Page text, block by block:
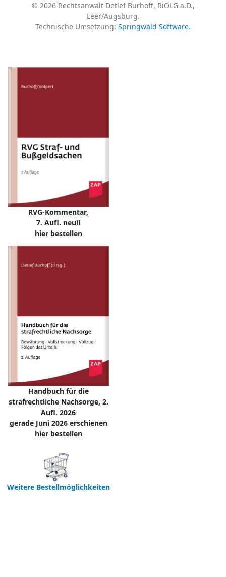
© 2026 Rechtsanwalt Detlef Burhoff, RiOLG a.D.,
Leer/Augsburg.
Technische Umsetzung: Springwald Software.
RVG-Kommentar,
7. Aufl. neu!!
hier bestellen
Handbuch für die
strafrechtliche Nachsorge, 2.
Aufl. 2026
gerade Juni 2026 erschienen
hier bestellen
Weitere Bestellmöglichkeiten